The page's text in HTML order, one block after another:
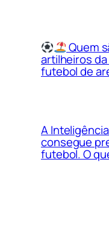
Quem
artilheiros
futebol de
A
consegue
futebol. O